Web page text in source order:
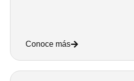
Conoce más